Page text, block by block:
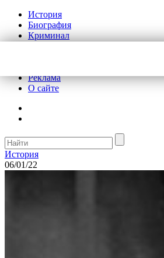
История
Биография
Криминал
Реклама
О сайте
История
06/01/22